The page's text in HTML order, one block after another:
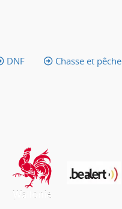
DNF Chasse et pêche